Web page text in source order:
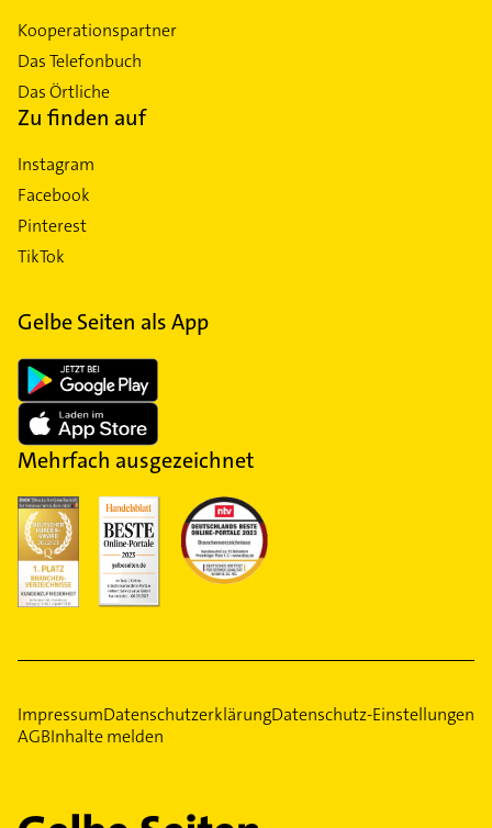
Kooperationspartner
Das Telefonbuch
Das Örtliche
Zu finden auf
Instagram
Facebook
Pinterest
TikTok
Gelbe Seiten als App
Mehrfach ausgezeichnet
ImpressumDatenschutzerklärungDatenschutz-Einstellungen
AGBInhalte melden